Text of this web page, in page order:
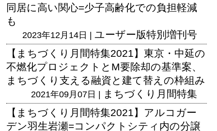
同居に高い関心=少子高齢化での負担軽減
も
2023年12月14日 | ユーザー版特別増刊号
【まちづくり月間特集2021】東京・中延の
不燃化プロジェクトとM要除却の基準案、
まちづくり支える融資と建て替えの枠組み
2021年09月07日 | まちづくり月間特集
【まちづくり月間特集2021】アルコガー
デン羽生岩瀬=コンパクトシティ内の分譲